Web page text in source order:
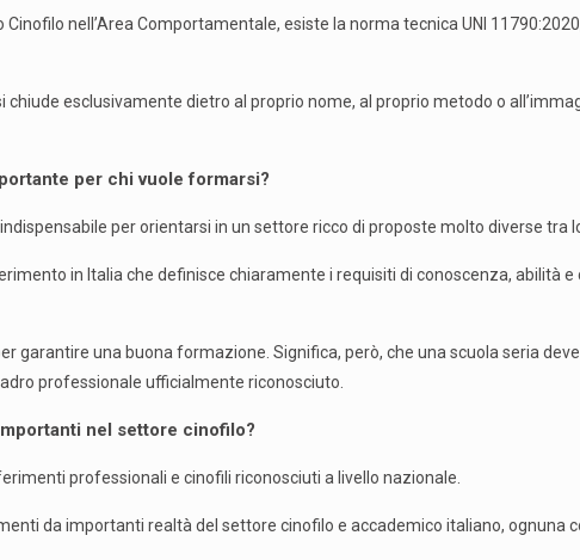
nell’Area Comportamentale, esiste la norma tecnica UNI
esclusivamente dietro al proprio nome, al proprio metodo o
per chi vuole formarsi?
per orientarsi in un settore ricco di proposte molto diverse tra
in Italia che definisce chiaramente i requisiti di conoscenza, abilità
garantire una buona formazione. Significa, però, che una scuola seria
professionale ufficialmente riconosciuto.
nel settore cinofilo?
professionali e cinofili riconosciuti a livello nazionale.
da importanti realtà del settore cinofilo e accademico italiano, ognuna